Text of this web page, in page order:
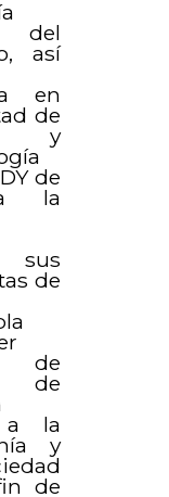
del
así
en
de
y
de
la
de
de
de
a la
y
de